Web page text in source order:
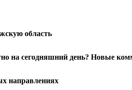
область
сегодняшний день? Новые
направлениях